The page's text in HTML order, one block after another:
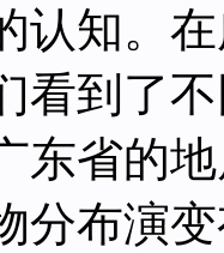
认知。
看到了
东省的
分布演